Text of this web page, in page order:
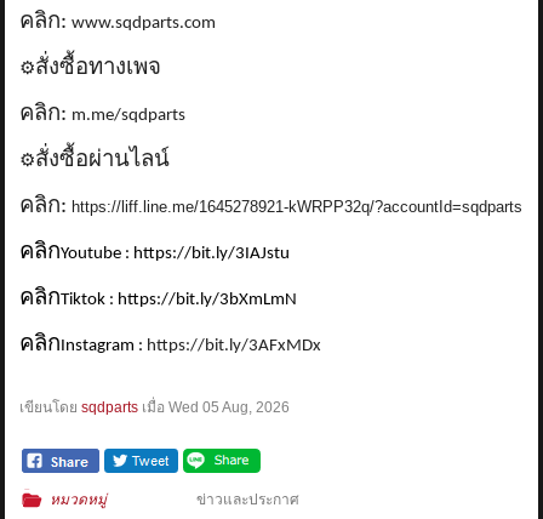
คลิก:www.sqdparts.com
⚙️สั่งซื้อทางเพจ
คลิก: m.me/sqdparts
⚙️สั่งซื้อผ่านไลน์
คลิก: https://liff.line.me/1645278921-kWRPP32q/?accountId=sqdparts
คลิกYoutube : https://bit.ly/3IAJstu
คลิกTiktok : https://bit.ly/3bXmLmN
คลิก Instagram : https://bit.ly/3AFxMDx
เขียนโดยsqdparts เมื่อWed 05 Aug, 2026
หมวดหมู่ ข่าวและประกาศ